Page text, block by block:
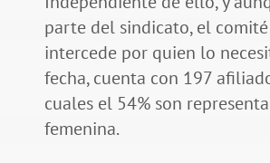
parte del sindicato, el comité
intercede por quien lo
fecha, cuenta con 197
cuales el 54% son
femenina.